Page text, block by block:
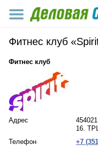
Фитнес клуб
Фитнес клуб
Адрес
16.
Телефон
+7